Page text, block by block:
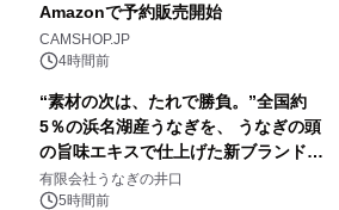
Amazonで予約販売開始
CAMSHOP.JP
4時間前
“素材の次は、たれで勝負。”全国約
5％の浜名湖産うなぎを、 うなぎの頭
の旨味エキスで仕上げた新ブランド
「井口の誉」誕生
有限会社うなぎの井口
5時間前